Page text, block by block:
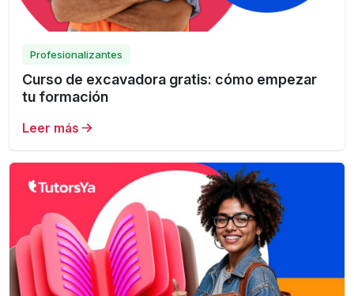
Profesionalizantes
Curso de excavadora gratis: cómo empezar
tu formación
Leer más